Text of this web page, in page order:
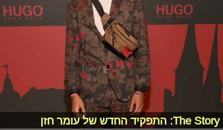
The Story: התפקיד החדש של עומר חזן